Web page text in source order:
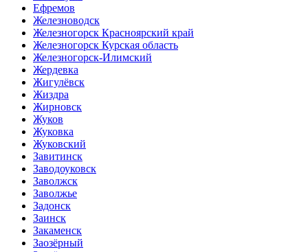
Ефремов
Железноводск
Железногорск Красноярский край
Железногорск Курская область
Железногорск-Илимский
Жердевка
Жигулёвск
Жиздра
Жирновск
Жуков
Жуковка
Жуковский
Завитинск
Заводоуковск
Заволжск
Заволжье
Задонск
Заинск
Закаменск
Заозёрный